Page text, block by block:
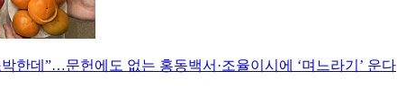
한데”…문헌에도 없는 홍동백서·조율이시에 ‘며느라기’ 운다